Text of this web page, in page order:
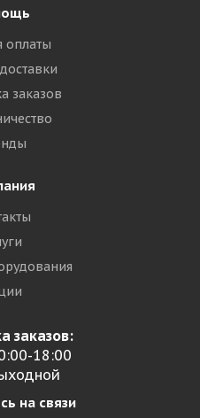
оплаты
заказов
заказов:
18:00
на связи